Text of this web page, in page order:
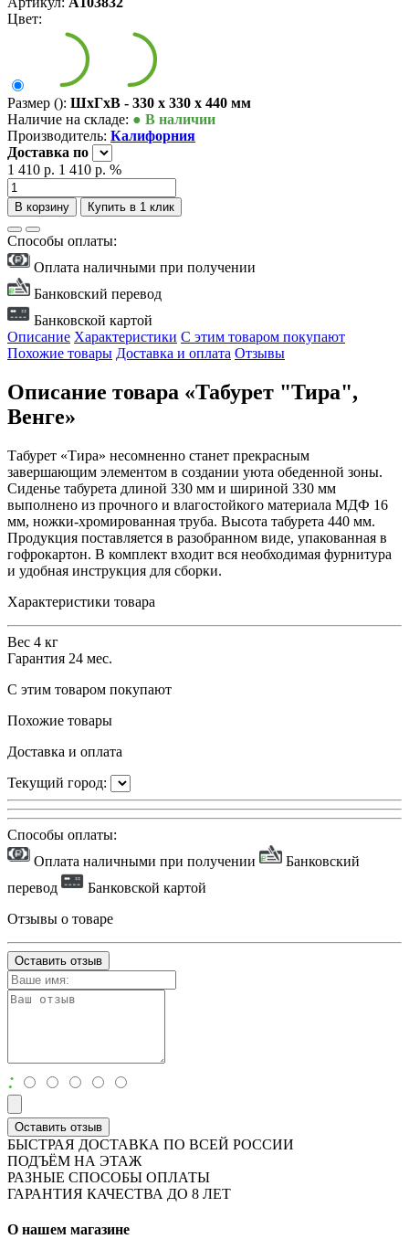
Цвет:
Размер (): ШxГxВ - 330 x 330 x 440 мм
Наличие на складе: ● В наличии
Производитель: Калифорния
Доставка по
1 410 р. 1 410 р. %
В корзину Купить в 1 клик
Способы оплаты:
Оплата наличными при получении
Банковский перевод
Банковской картой
Описание Характеристики С этим товаром покупают
Похожие товары Доставка и оплата Отзывы
Описание товара «Табурет "Тира",
Венге»
Табурет «Тира» несомненно станет прекрасным
завершающим элементом в создании уюта обеденной зоны.
Сиденье табурета длиной 330 мм и шириной 330 мм
выполнено из прочного и влагостойкого материала МДФ 16
мм, ножки-хромированная труба. Высота табурета 440 мм.
Продукция поставляется в разобранном виде, упакованная в
гофрокартон. В комплект входит вся необходимая фурнитура
и удобная инструкция для сборки.
Характеристики товара
Вес 4 кг
Гарантия 24 мес.
С этим товаром покупают
Похожие товары
Доставка и оплата
Текущий город:
Способы оплаты:
Оплата наличными при получении
Банковский
перевод
Банковской картой
Отзывы о товаре
Оставить отзыв
:
Оставить отзыв
БЫСТРАЯ ДОСТАВКА ПО ВСЕЙ РОССИИ
ПОДЪЁМ НА ЭТАЖ
РАЗНЫЕ СПОСОБЫ ОПЛАТЫ
ГАРАНТИЯ КАЧЕСТВА ДО 8 ЛЕТ
О нашем магазине